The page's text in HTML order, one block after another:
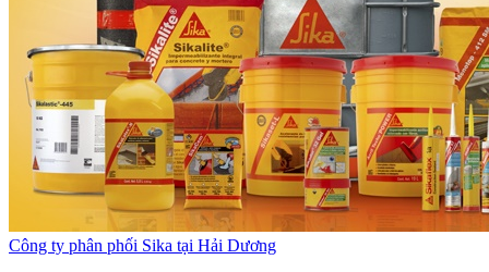
Công ty phân phối Sika tại Hải Dương